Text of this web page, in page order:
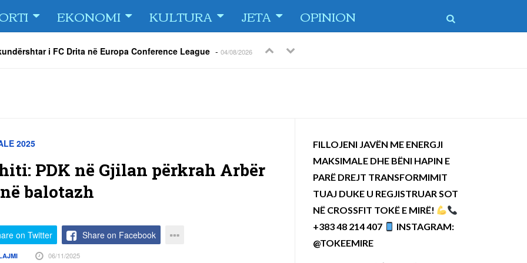
EKONOMI KULTURA JETA OPINION
i FC Drita në Europa Conference League - 04/08/2026 PreviousNext
2025
PDK në Gjilan përkrah Arbër
balotazh
on Twitter Share on Facebook
06/11/2025
FILLOJENI JAVËN ME ENERGJI
MAKSIMALE DHE BËNI HAPIN E
PARË DREJT TRANSFORMIMIT
TUAJ DUKE U REGJISTRUAR SOT
NË CROSSFIT TOKË E MIRË!
+383 48 214 407
INSTAGRAM:
@TOKEEMIRE